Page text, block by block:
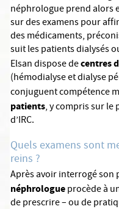
néphrologue prend alors
sur des examens pour
des médicaments,
suit les patients dialysés
Elsan dispose decentres
(hémodialyse et dialyse
conjuguent compétence
patients, y compris sur
d’IRC.
Quels examens sont
reins ?
Après avoir interrogé son
néphrologueprocède à
de prescrire – ou de